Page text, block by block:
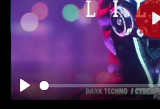
PLAY